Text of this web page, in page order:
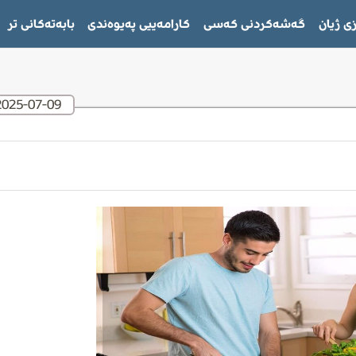
ژیان گەشەکردنی کەسی كارامەييى پەيوەندى بابەتەکانی تر
07-09